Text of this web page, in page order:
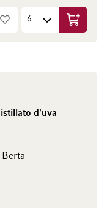
Ajouter
d'uva